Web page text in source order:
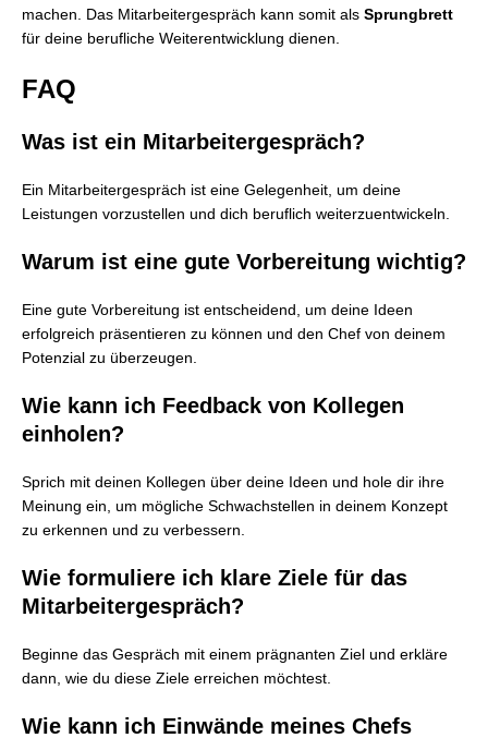
machen. Das Mitarbeitergespräch kann somit als Sprungbrett
für deine berufliche Weiterentwicklung dienen.
FAQ
Was ist ein Mitarbeitergespräch?
Ein Mitarbeitergespräch ist eine Gelegenheit, um deine
Leistungen vorzustellen und dich beruflich weiterzuentwickeln.
Warum ist eine gute Vorbereitung wichtig?
Eine gute Vorbereitung ist entscheidend, um deine Ideen
erfolgreich präsentieren zu können und den Chef von deinem
Potenzial zu überzeugen.
Wie kann ich Feedback von Kollegen
einholen?
Sprich mit deinen Kollegen über deine Ideen und hole dir ihre
Meinung ein, um mögliche Schwachstellen in deinem Konzept
zu erkennen und zu verbessern.
Wie formuliere ich klare Ziele für das
Mitarbeitergespräch?
Beginne das Gespräch mit einem prägnanten Ziel und erkläre
dann, wie du diese Ziele erreichen möchtest.
Wie kann ich Einwände meines Chefs